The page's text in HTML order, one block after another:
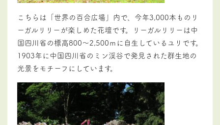
こちらは「世界の百合広場」内で、今年3,000本ものリ
ーガルリリーが楽しめた花壇です。リーガルリリーは中
国四川省の標高800～2,500ｍに自生しているユリです。
1903年に中国四川省のミン渓谷で発見された群生地の
光景をモチーフにしています。